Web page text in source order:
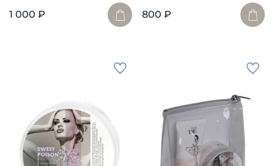
1 000 ₽
800 ₽